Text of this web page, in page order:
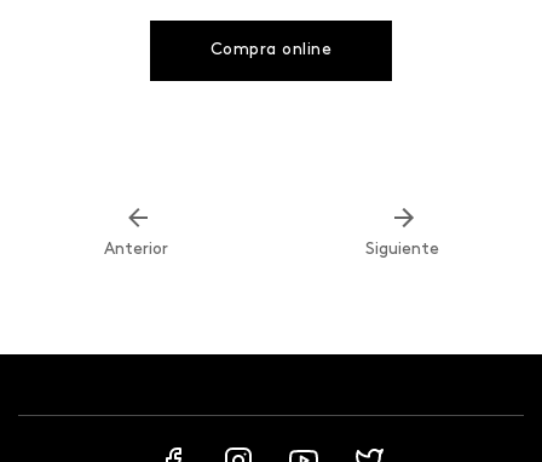
Compra online
Anterior Siguiente